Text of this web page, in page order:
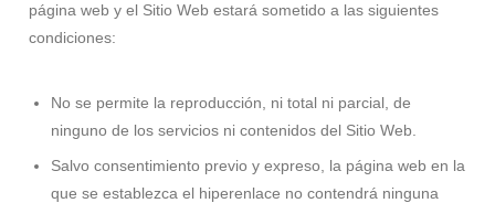
página web y el Sitio Web estará sometido a las siguientes
condiciones:
No se permite la reproducción, ni total ni parcial, de
ninguno de los servicios ni contenidos del Sitio Web.
Salvo consentimiento previo y expreso, la página web en la
que se establezca el hiperenlace no contendrá ninguna